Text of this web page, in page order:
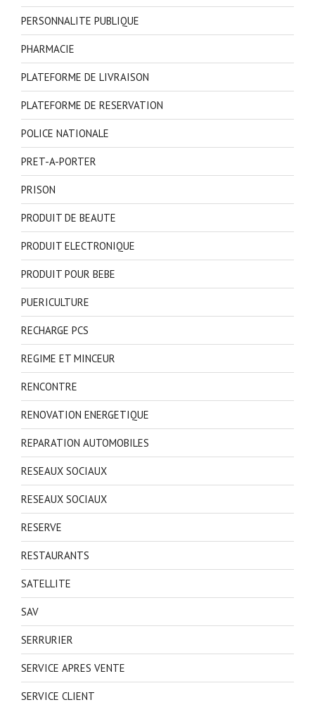
PERSONNALITE PUBLIQUE
PHARMACIE
PLATEFORME DE LIVRAISON
PLATEFORME DE RESERVATION
POLICE NATIONALE
PRET-A-PORTER
PRISON
PRODUIT DE BEAUTE
PRODUIT ELECTRONIQUE
PRODUIT POUR BEBE
PUERICULTURE
RECHARGE PCS
REGIME ET MINCEUR
RENCONTRE
RENOVATION ENERGETIQUE
REPARATION AUTOMOBILES
RESEAUX SOCIAUX
RESEAUX SOCIAUX
RESERVE
RESTAURANTS
SATELLITE
SAV
SERRURIER
SERVICE APRES VENTE
SERVICE CLIENT